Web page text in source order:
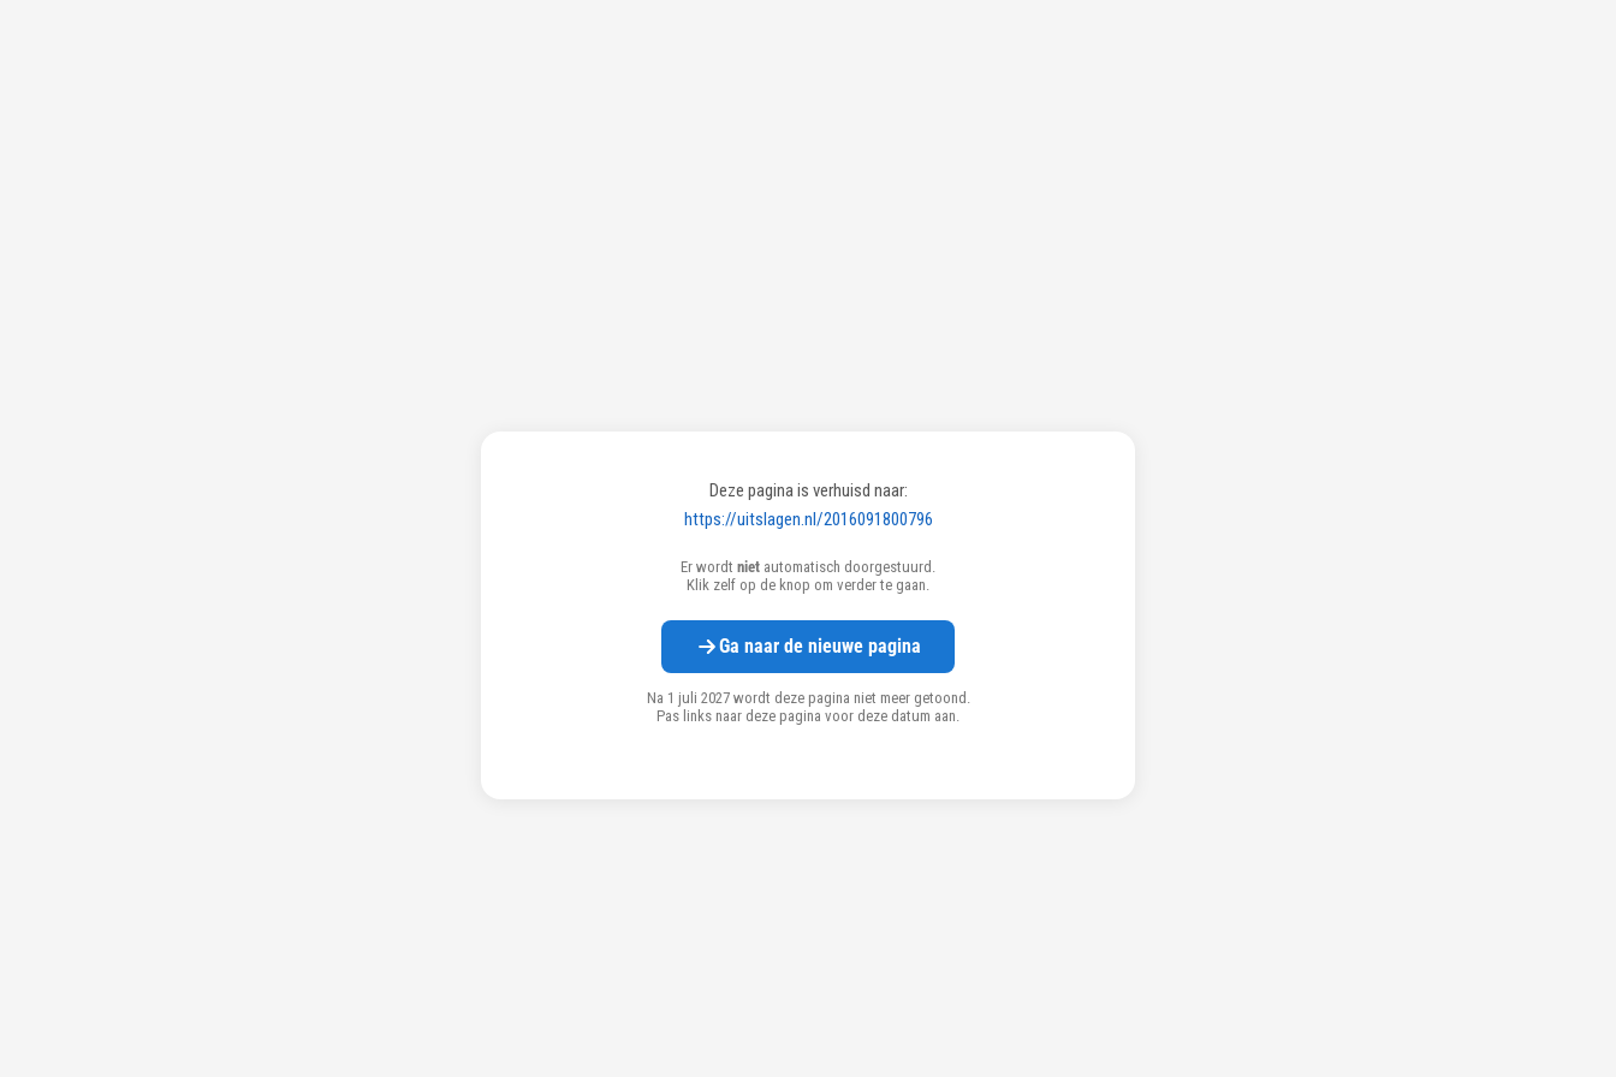
Deze pagina is verhuisd naar:
https://uitslagen.nl/2016091800796
Er wordt niet automatisch doorgestuurd.
Klik zelf op de knop om verder te gaan.
Ga naar de nieuwe pagina
Na 1 juli 2027 wordt deze pagina niet meer getoond.
Pas links naar deze pagina voor deze datum aan.